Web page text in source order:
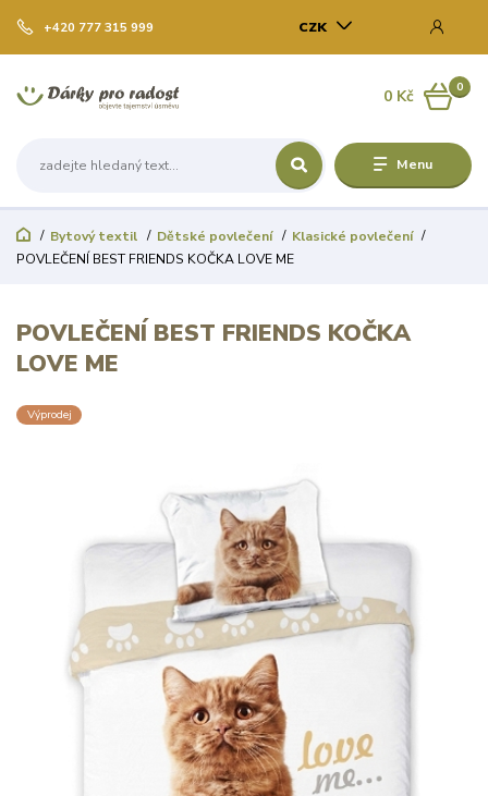
Menu
CZK
+420 777 315 999
0
0 Kč
Bytový textil Dětské povlečení
Klasické povlečení
POVLEČENÍ BEST FRIENDS KOČKA LOVE ME
POVLEČENÍ BEST FRIENDS KOČKA
LOVE ME
Výprodej